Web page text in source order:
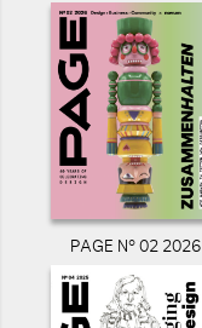
PAGE N° 02 2026